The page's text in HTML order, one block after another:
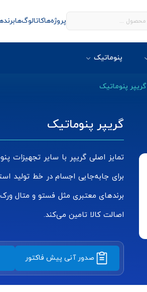
پروژه‌هاکاتالوگ‌ها
پنوماتیک
گریپر پنوماتیک
گریپر پنوماتیک
تمایز اصلی گریپر با سایر تجهیزات
برای جابه‌جایی اجسام در خط تولید
برندهای معتبری مثل فستو و متال
اصالت کالا تامین می‌کند.
صدور آنی پیش فاکتور